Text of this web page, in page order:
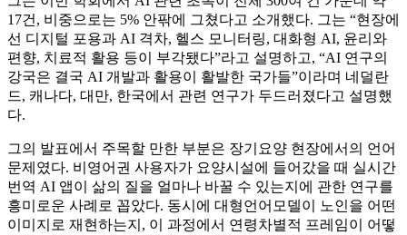
17건, 비중으로는 5% 안팎에 그쳤다고 소개했다. 그는 “현장에
선 디지털 포용과 AI 격차, 헬스 모니터링, 대화형 AI, 윤리와
편향, 치료적 활용 등이 부각됐다”라고 설명하고, “AI 연구의
강국은 결국 AI 개발과 활용이 활발한 국가들”이라며 네덜란
드, 캐나다, 대만, 한국에서 관련 연구가 두드러졌다고 설명했
다.
그의 발표에서 주목할 만한 부분은 장기요양 현장에서의 언어
문제였다. 비영어권 사용자가 요양시설에 들어갔을 때 실시간
번역 AI 앱이 삶의 질을 얼마나 바꿀 수 있는지에 관한 연구를
흥미로운 사례로 꼽았다. 동시에 대형언어모델이 노인을 어떤
이미지로 재현하는지, 이 과정에서 연령차별적 프레임이 어떻